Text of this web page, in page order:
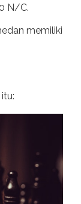
N/C.
memiliki